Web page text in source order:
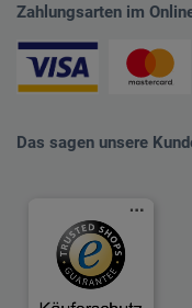
Zahlungsarten im
Das sagen unsere